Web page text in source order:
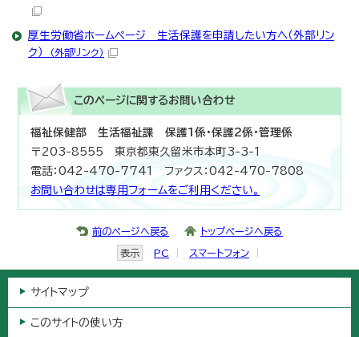
厚生労働省ホームページ 生活保護を申請したい方へ（外部リン
ク）
（外部リンク）
このページに関するお問い合わせ
福祉保健部 生活福祉課 保護1係・保護2係・管理係
〒203-8555 東京都東久留米市本町3-3-1
電話：042-470-7741 ファクス：042-470-7808
お問い合わせは専用フォームをご利用ください。
前のページへ戻る トップページへ戻る
表示 PC スマートフォン
サイトマップ
このサイトの使い方